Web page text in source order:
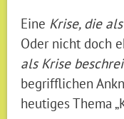
Eine Krise, die
Oder nicht doch
als Krise
begrifflichen
heutiges Thema